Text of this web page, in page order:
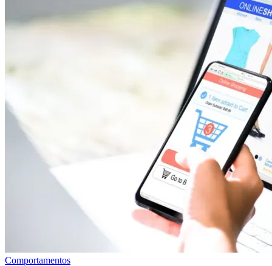
Comportamentos